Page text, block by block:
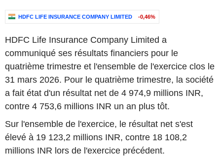
HDFC LIFE INSURANCE COMPANY LIMITED -0,46%
HDFC Life Insurance Company Limited a
communiqué ses résultats financiers pour le
quatrième trimestre et l'ensemble de l'exercice clos le
31 mars 2026. Pour le quatrième trimestre, la société
a fait état d'un résultat net de 4 974,9 millions INR,
contre 4 753,6 millions INR un an plus tôt.
Sur l'ensemble de l'exercice, le résultat net s'est
élevé à 19 123,2 millions INR, contre 18 108,2
millions INR lors de l'exercice précédent.